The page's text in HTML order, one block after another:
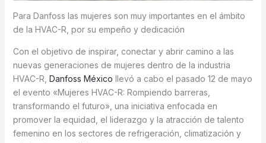
Para Danfoss las mujeres son muy importantes en el ámbito
de la HVAC-R, por su empeño y dedicación
Con el objetivo de inspirar, conectar y abrir camino a las
nuevas generaciones de mujeres dentro de la industria
HVAC-R, Danfoss México llevó a cabo el pasado 12 de mayo
el evento «Mujeres HVAC-R: Rompiendo barreras,
transformando el futuro», una iniciativa enfocada en
promover la equidad, el liderazgo y la atracción de talento
femenino en los sectores de refrigeración, climatización y